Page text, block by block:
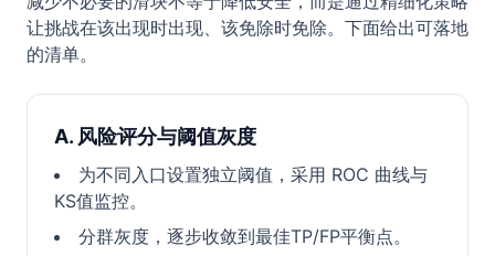
让挑战在该出现时出现、该免除时免除。下面给出可落地
的清单。
A. 风险评分与阈值灰度
为不同入口设置独立阈值，采用 ROC 曲线与
KS值监控。
分群灰度，逐步收敛到最佳TP/FP平衡点。